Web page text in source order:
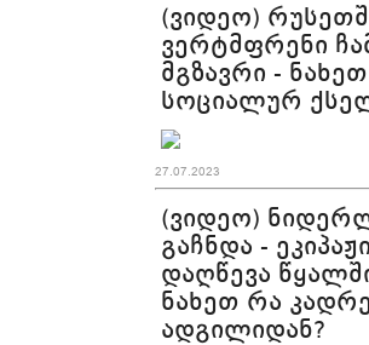
(ვიდეო)
ვერტმფრენი
მგზავრი -
სოციალურ
27.07.2023
(ვიდეო)
გაჩნდა -
დაღწევა
ნახეთ რა
ადგილიდან?